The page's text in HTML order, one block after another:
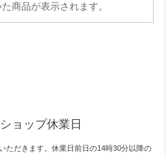
商品が表示されます。
ョップ休業日
ただきます。休業日前日の14時30分以降の